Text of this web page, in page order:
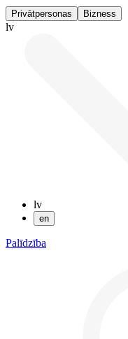
Privātpersonas Bizness
lv
lv
en
Palīdzība